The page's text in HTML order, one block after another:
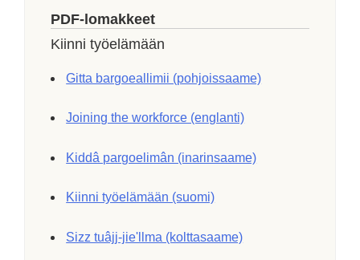
PDF-lomakkeet
Kiinni työelämään
Gitta bargoeallimii (pohjoissaame)
Joining the workforce (englanti)
Kiddâ pargoelimân (inarinsaame)
Kiinni työelämään (suomi)
Sizz tuâjj-jieʹllma (kolttasaame)